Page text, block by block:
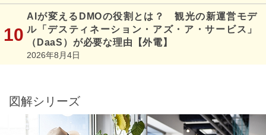
AIが変えるDMOの役割とは？ 観光の新運営モデ
ル「デスティネーション・アズ・ア・サービス」
（DaaS）が必要な理由【外電】
2026年8月4日
図解シリーズ